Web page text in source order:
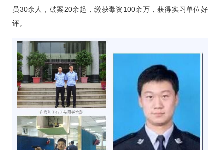
员30余人，破案20余起，缴获毒资100余万，获得实习单位好
评。